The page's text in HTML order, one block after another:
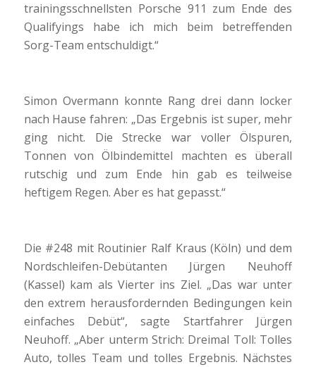
trainingsschnellsten Porsche 911 zum Ende des
Qualifyings habe ich mich beim betreffenden
Sorg-Team entschuldigt.“
Simon Overmann konnte Rang drei dann locker
nach Hause fahren: „Das Ergebnis ist super, mehr
ging nicht. Die Strecke war voller Ölspuren,
Tonnen von Ölbindemittel machten es überall
rutschig und zum Ende hin gab es teilweise
heftigem Regen. Aber es hat gepasst.“
Die #248 mit Routinier Ralf Kraus (Köln) und dem
Nordschleifen-Debütanten Jürgen Neuhoff
(Kassel) kam als Vierter ins Ziel. „Das war unter
den extrem herausfordernden Bedingungen kein
einfaches Debüt“, sagte Startfahrer Jürgen
Neuhoff. „Aber unterm Strich: Dreimal Toll: Tolles
Auto, tolles Team und tolles Ergebnis. Nächstes